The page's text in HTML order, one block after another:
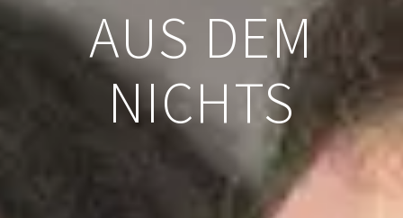
AUS DEM
NICHTS